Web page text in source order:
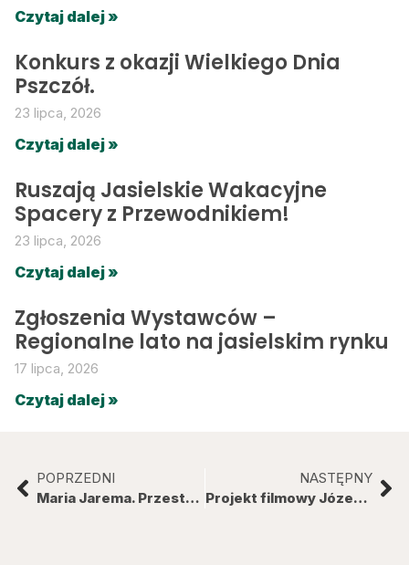
Czytaj dalej »
Konkurs z okazji Wielkiego Dnia
Pszczół.
23 lipca, 2026
Czytaj dalej »
Ruszają Jasielskie Wakacyjne
Spacery z Przewodnikiem!
23 lipca, 2026
Czytaj dalej »
Zgłoszenia Wystawców –
Regionalne lato na jasielskim rynku
17 lipca, 2026
Czytaj dalej »
POPRZEDNI
Maria Jarema. Przestrzeń niespokojnych rytmów
NASTĘPNY
Projekt filmowy Józefa Jaremy